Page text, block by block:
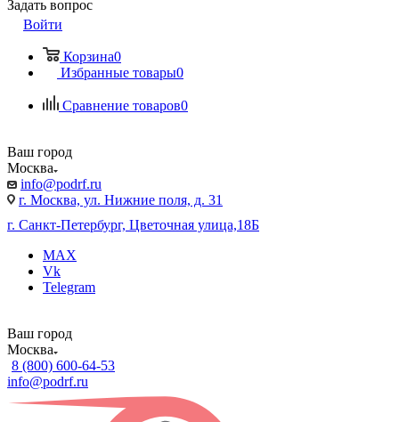
Задать вопрос
Войти
Корзина0
Избранные товары0
Сравнение товаров0
Ваш город
Москва
info@podrf.ru
г. Москва, ул. Нижние поля, д. 31
г. Санкт-Петербург, Цветочная улица,18Б
MAX
Vk
Telegram
Ваш город
Москва
8 (800) 600-64-53
info@podrf.ru